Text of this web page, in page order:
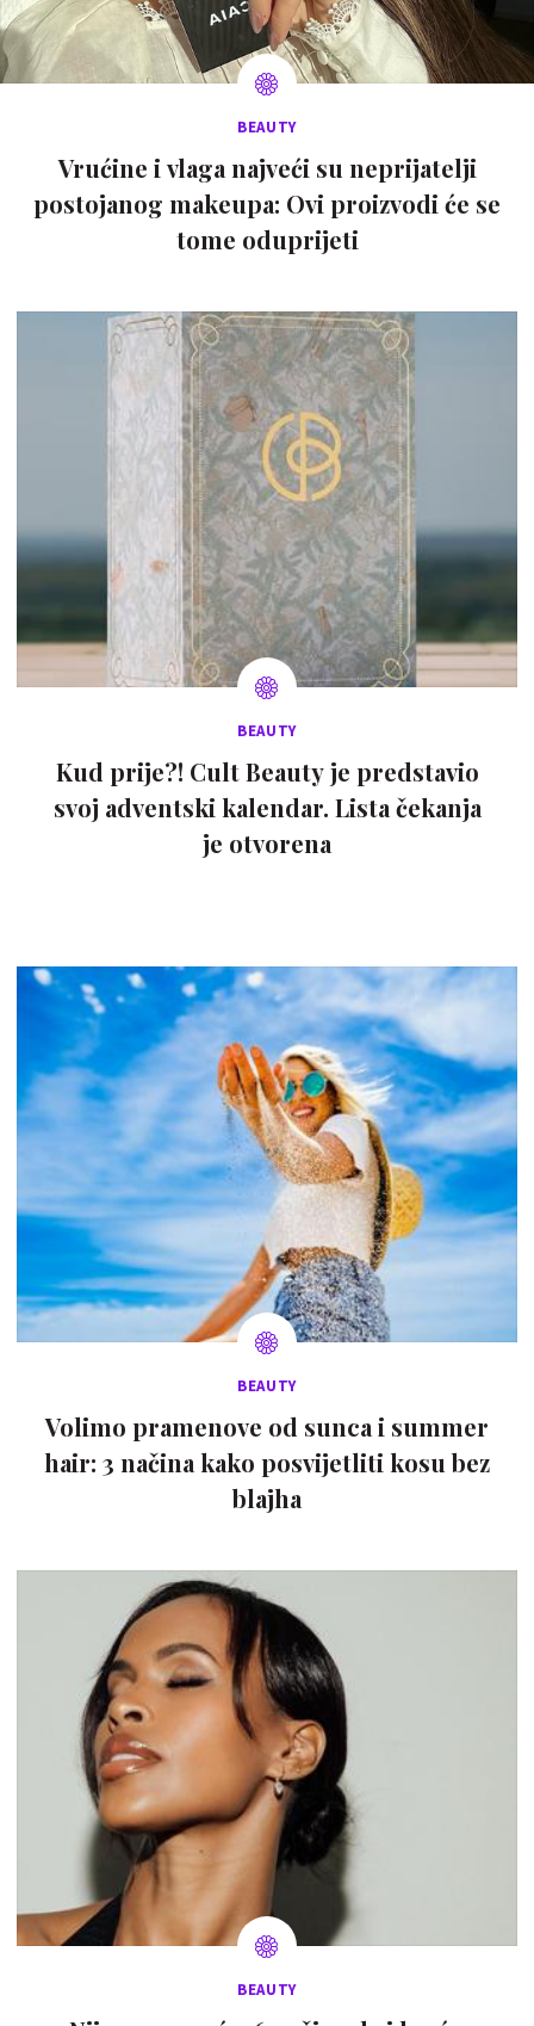
BEAUTY
Vrućine i vlaga najveći su neprijatelji
postojanog makeupa: Ovi proizvodi će se
tome oduprijeti
BEAUTY
Kud prije?! Cult Beauty je predstavio
svoj adventski kalendar. Lista čekanja
je otvorena
BEAUTY
Volimo pramenove od sunca i summer
hair: 3 načina kako posvijetliti kosu bez
blajha
BEAUTY